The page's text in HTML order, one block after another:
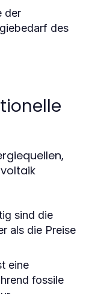
der
des
sind die
als die Preise
eine
fossile